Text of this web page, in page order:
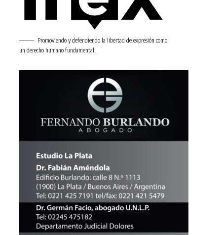
Promoviendo y defendiendo la libertad de expresión como
un derecho humano fundamental.